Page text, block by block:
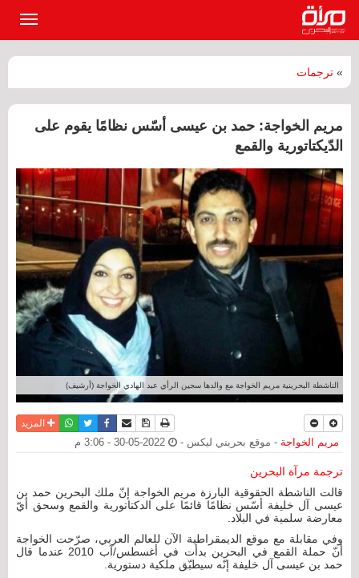
» ترجمات
مريم الخواجة: حمد بن عيسى أسّس نظامًا يقوم على
الدّيكتاتورية والقمع
الناشطة البحرينية مريم الخواجة مع والدها سجين الرأي عبد الهادي الخواجة (أرشيف)
نسخة للطباعة
حفظ الموضوع
أرسل الى صديق
فيسبوكتويترواتسابالمزيد
مريم الخواجة - موقع بحريني ليكس -
ترجمة مرآة البحرين
قالت الناشطة الحقوقية البارزة مريم الخواجة إنّ ملك البحرين حمد بن
عيسى آل خليفة أسّس نظامًا قائمًا على الدكتاتورية والقمع وسحق أيّ
معارضة سلمية في البلاد.
وفي مقابلة مع موقع الديمقراطية الآن للعالم العربي، صرّحت الخواجة
أنّ حملة القمع في البحرين بدأت في أغسطس/آب 2010 عندما قال
حمد بن عيسى آل خليفة إنّه سيطبّق ملكية دستورية.